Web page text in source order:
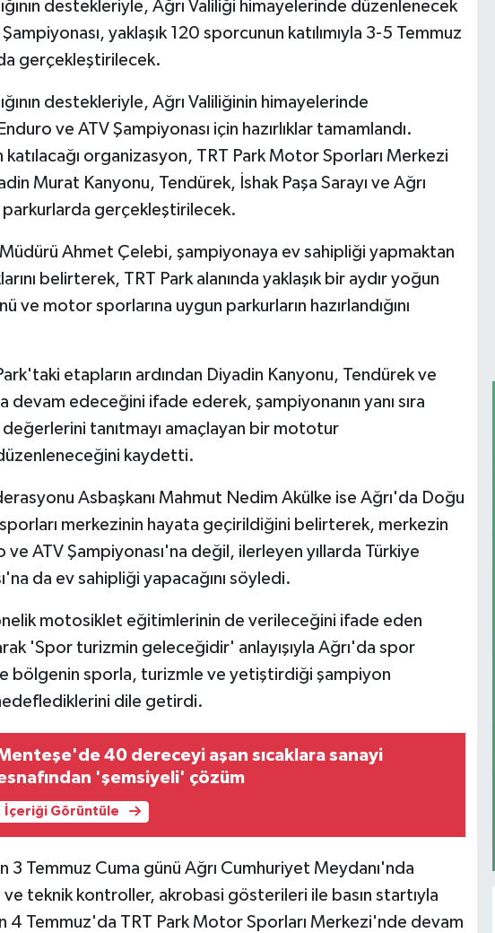
destekleriyle, Ağrı Valiliği himayelerinde düzenlenecek
yaklaşık 120 sporcunun katılımıyla 3-5 Temmuz
gerçekleştirilecek.
destekleriyle, Ağrı Valiliğinin himayelerinde
ve ATV Şampiyonası için hazırlıklar tamamlandı.
katılacağı organizasyon, TRT Park Motor Sporları Merkezi
Murat Kanyonu, Tendürek, İshak Paşa Sarayı ve Ağrı
parkurlarda gerçekleştirilecek.
Ahmet Çelebi, şampiyonaya ev sahipliği yapmaktan
belirterek, TRT Park alanında yaklaşık bir aydır yoğun
ve motor sporlarına uygun parkurların hazırlandığını
etapların ardından Diyadin Kanyonu, Tendürek ve
devam edeceğini ifade ederek, şampiyonanın yanı sıra
tanıtmayı amaçlayan bir mototur
kaydetti.
Asbaşkanı Mahmut Nedim Akülke ise Ağrı'da Doğu
merkezinin hayata geçirildiğini belirterek, merkezin
ve ATV Şampiyonası'na değil, ilerleyen yıllarda Türkiye
da ev sahipliği yapacağını söyledi.
motosiklet eğitimlerinin de verileceğini ifade eden
'Spor turizmin geleceğidir' anlayışıyla Ağrı'da spor
bölgenin sporla, turizmle ve yetiştirdiği şampiyon
hedeflediklerini dile getirdi.
40 dereceyi aşan sıcaklara sanayi
'şemsiyeli' çözüm
İçeriği Görüntüle
3 Temmuz Cuma günü Ağrı Cumhuriyet Meydanı'nda
teknik kontroller, akrobasi gösterileri ile basın startıyla
4 Temmuz'da TRT Park Motor Sporları Merkezi'nde devam